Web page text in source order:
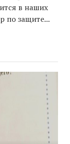
в наших
по защите...